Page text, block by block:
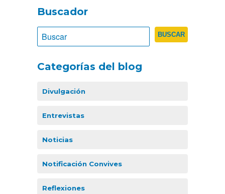
Buscador
Categorías del blog
Divulgación
Entrevistas
Noticias
Notificación Convives
Reflexiones